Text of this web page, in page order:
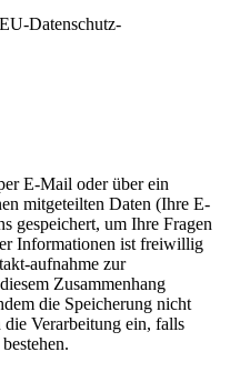
Datenschutz-
E-Mail oder über ein
mitgeteilten Daten (Ihre E-
gespeichert, um Ihre Fragen
Informationen ist freiwillig
aufnahme zur
Zusammenhang
die Speicherung nicht
Verarbeitung ein, falls